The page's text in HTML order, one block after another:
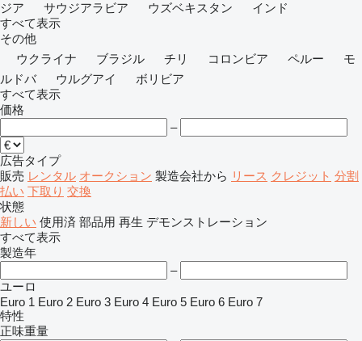
ジア
サウジアラビア ウズベキスタン
インド
すべて表示
その他
ウクライナ
ブラジル チリ コロンビア ペルー
モ
ルドバ
ウルグアイ
ボリビア
すべて表示
価格
–
広告タイプ
販売 レンタル オークション 製造会社から リース クレジット 分割
払い 下取り 交換
状態
新しい 使用済 部品用 再生 デモンストレーション
すべて表示
製造年
–
ユーロ
Euro 1 Euro 2 Euro 3 Euro 4 Euro 5 Euro 6 Euro 7
特性
正味重量